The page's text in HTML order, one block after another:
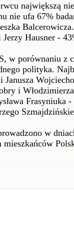
największą
nie ufa 67%
Hausner -
w porównaniu z
polityka.
Janusza
i
Frasyniuka
w
mieszkańców